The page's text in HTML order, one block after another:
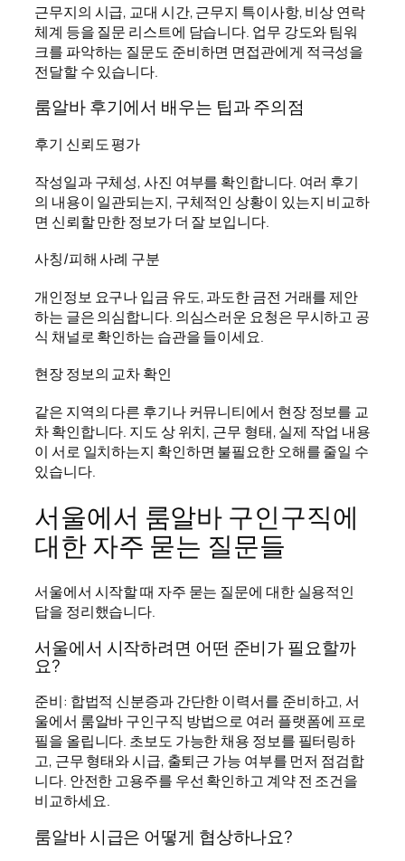
근무지의 시급, 교대 시간, 근무지 특이사항, 비상 연락
체계 등을 질문 리스트에 담습니다. 업무 강도와 팀워
크를 파악하는 질문도 준비하면 면접관에게 적극성을
전달할 수 있습니다.
룸알바 후기에서 배우는 팁과 주의점
후기 신뢰도 평가
작성일과 구체성, 사진 여부를 확인합니다. 여러 후기
의 내용이 일관되는지, 구체적인 상황이 있는지 비교하
면 신뢰할 만한 정보가 더 잘 보입니다.
사칭/피해 사례 구분
개인정보 요구나 입금 유도, 과도한 금전 거래를 제안
하는 글은 의심합니다. 의심스러운 요청은 무시하고 공
식 채널로 확인하는 습관을 들이세요.
현장 정보의 교차 확인
같은 지역의 다른 후기나 커뮤니티에서 현장 정보를 교
차 확인합니다. 지도 상 위치, 근무 형태, 실제 작업 내용
이 서로 일치하는지 확인하면 불필요한 오해를 줄일 수
있습니다.
서울에서 룸알바 구인구직에
대한 자주 묻는 질문들
서울에서 시작할 때 자주 묻는 질문에 대한 실용적인
답을 정리했습니다.
서울에서 시작하려면 어떤 준비가 필요할까
요?
준비: 합법적 신분증과 간단한 이력서를 준비하고, 서
울에서 룸알바 구인구직 방법으로 여러 플랫폼에 프로
필을 올립니다. 초보도 가능한 채용 정보를 필터링하
고, 근무 형태와 시급, 출퇴근 가능 여부를 먼저 점검합
니다. 안전한 고용주를 우선 확인하고 계약 전 조건을
비교하세요.
룸알바 시급은 어떻게 협상하나요?